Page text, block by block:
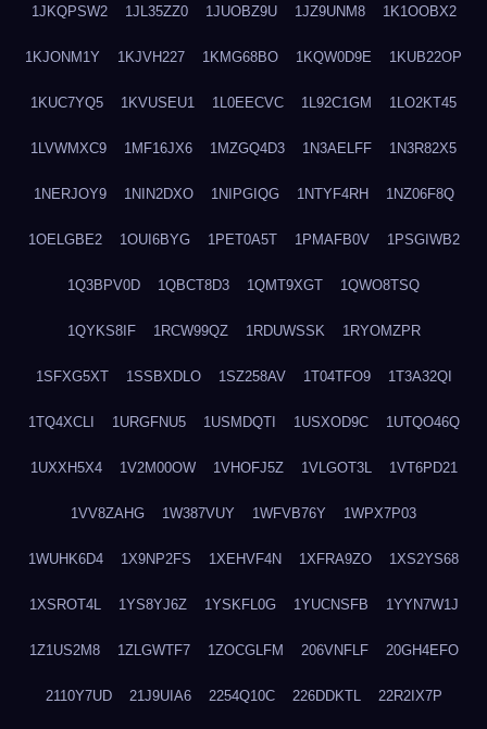
1JKQPSW2 1JL35ZZ0 1JUOBZ9U 1JZ9UNM8 1K1OOBX2
1KJONM1Y 1KJVH227 1KMG68BO 1KQW0D9E 1KUB22OP
1KUC7YQ5 1KVUSEU1 1L0EECVC 1L92C1GM 1LO2KT45
1LVWMXC9 1MF16JX6 1MZGQ4D3 1N3AELFF 1N3R82X5
1NERJOY9 1NIN2DXO 1NIPGIQG 1NTYF4RH 1NZ06F8Q
1OELGBE2 1OUI6BYG 1PET0A5T 1PMAFB0V 1PSGIWB2
1Q3BPV0D 1QBCT8D3 1QMT9XGT 1QWO8TSQ
1QYKS8IF 1RCW99QZ 1RDUWSSK 1RYOMZPR
1SFXG5XT 1SSBXDLO 1SZ258AV 1T04TFO9 1T3A32QI
1TQ4XCLI 1URGFNU5 1USMDQTI 1USXOD9C 1UTQO46Q
1UXXH5X4 1V2M00OW 1VHOFJ5Z 1VLGOT3L 1VT6PD21
1VV8ZAHG 1W387VUY 1WFVB76Y 1WPX7P03
1WUHK6D4 1X9NP2FS 1XEHVF4N 1XFRA9ZO 1XS2YS68
1XSROT4L 1YS8YJ6Z 1YSKFL0G 1YUCNSFB 1YYN7W1J
1Z1US2M8 1ZLGWTF7 1ZOCGLFM 206VNFLF 20GH4EFO
2110Y7UD 21J9UIA6 2254Q10C 226DDKTL 22R2IX7P